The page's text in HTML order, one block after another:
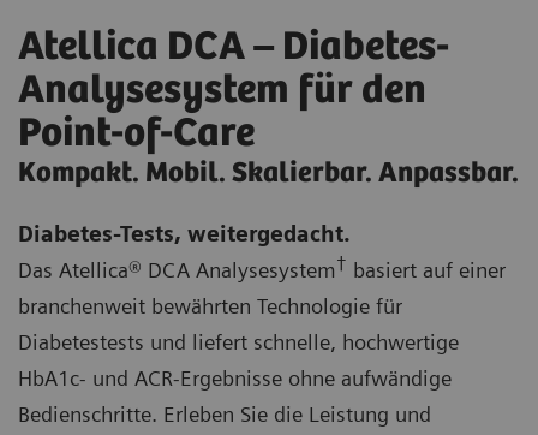
Atellica DCA – Diabetes-
Analysesystem für den
Point-of-Care
Kompakt. Mobil. Skalierbar. Anpassbar.
Diabetes-Tests, weitergedacht.
Das Atellica® DCA Analysesystem† basiert auf einer
branchenweit bewährten Technologie für
Diabetestests und liefert schnelle, hochwertige
HbA1c- und ACR-Ergebnisse ohne aufwändige
Bedienschritte. Erleben Sie die Leistung und